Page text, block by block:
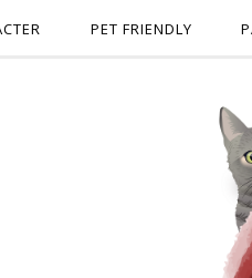
PET FRIENDLY